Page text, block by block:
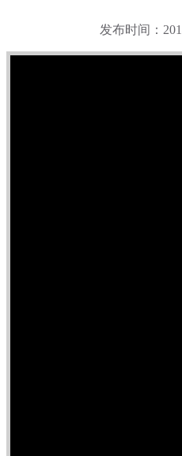
发布时间：